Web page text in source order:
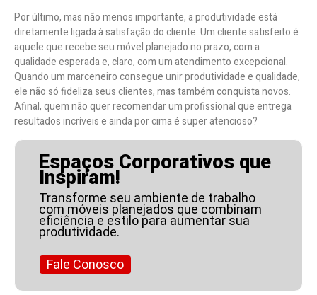
Por último, mas não menos importante, a produtividade está
diretamente ligada à satisfação do cliente. Um cliente satisfeito é
aquele que recebe seu móvel planejado no prazo, com a
qualidade esperada e, claro, com um atendimento excepcional.
Quando um marceneiro consegue unir produtividade e qualidade,
ele não só fideliza seus clientes, mas também conquista novos.
Afinal, quem não quer recomendar um profissional que entrega
resultados incríveis e ainda por cima é super atencioso?
Espaços Corporativos que
Inspiram!
Transforme seu ambiente de trabalho
com móveis planejados que combinam
eficiência e estilo para aumentar sua
produtividade.
Fale Conosco